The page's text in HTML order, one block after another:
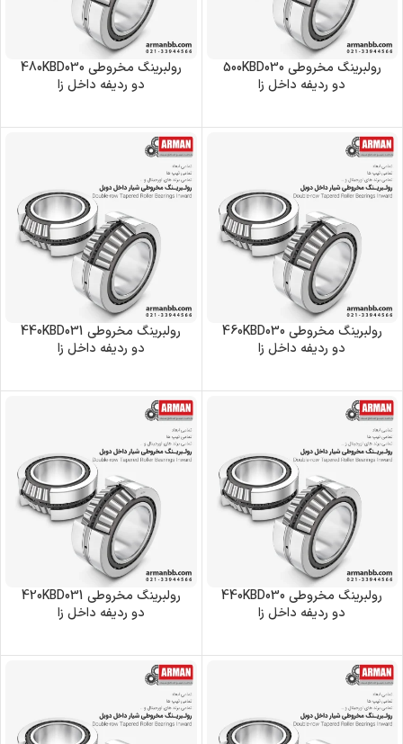
رولبرینگ‌ مخروطی 500KBD030
دو ردیفه داخل زا
رولبرینگ‌ مخروطی 480KBD030
دو ردیفه داخل زا
رولبرینگ‌ مخروطی 460KBD030
دو ردیفه داخل زا
رولبرینگ‌ مخروطی 440KBD031
دو ردیفه داخل زا
رولبرینگ‌ مخروطی 440KBD030
دو ردیفه داخل زا
رولبرینگ‌ مخروطی 420KBD031
دو ردیفه داخل زا